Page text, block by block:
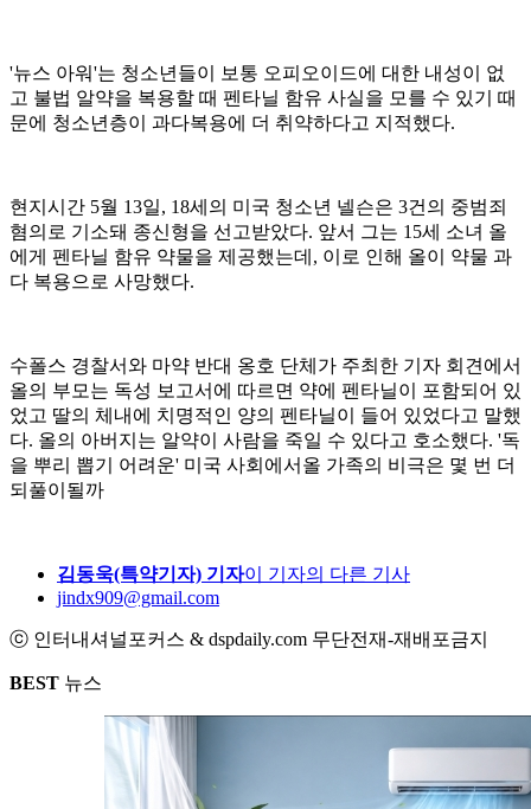
'뉴스 아워'는 청소년들이 보통 오피오이드에 대한 내성이 없
고 불법 알약을 복용할 때 펜타닐 함유 사실을 모를 수 있기 때
문에 청소년층이 과다복용에 더 취약하다고 지적했다.
현지시간 5월 13일, 18세의 미국 청소년 넬슨은 3건의 중범죄
혐의로 기소돼 종신형을 선고받았다. 앞서 그는 15세 소녀 올
에게 펜타닐 함유 약물을 제공했는데, 이로 인해 올이 약물 과
다 복용으로 사망했다.
수폴스 경찰서와 마약 반대 옹호 단체가 주최한 기자 회견에서
올의 부모는 독성 보고서에 따르면 약에 펜타닐이 포함되어 있
었고 딸의 체내에 치명적인 양의 펜타닐이 들어 있었다고 말했
다. 올의 아버지는 알약이 사람을 죽일 수 있다고 호소했다. '독
을 뿌리 뽑기 어려운' 미국 사회에서올 가족의 비극은 몇 번 더
되풀이될까
김동욱(특약기자) 기자이 기자의 다른 기사
jindx909@gmail.com
ⓒ 인터내셔널포커스 & dspdaily.com 무단전재-재배포금지
BEST 뉴스